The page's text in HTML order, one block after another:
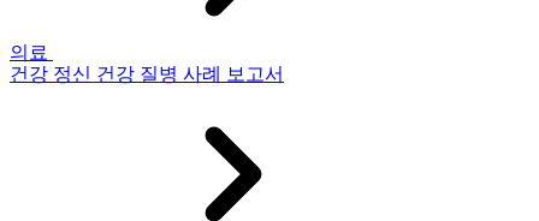
의료
건강 정신 건강 질병 사례 보고서